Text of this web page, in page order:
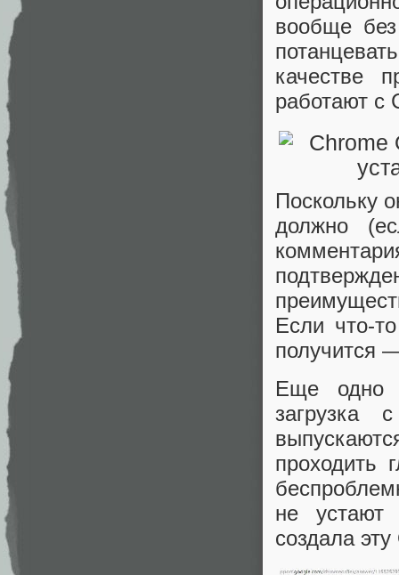
вообще
качестве
работают с
Поскольку
должно
Если что-
получится
Еще одно
загрузка
проходить
не устают
создала